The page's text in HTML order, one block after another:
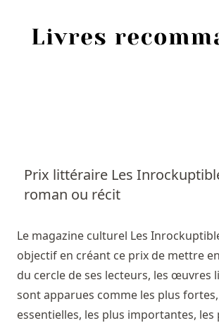
Prix littéraire Les
roman ou récit
Le magazine culturel Les
objectif en créant ce prix de mettre
du cercle de ses lecteurs, les œuvres
sont apparues comme les plus
essentielles, les plus importantes, les
Personnes
Livres
Livres les plus
Prix littéraires